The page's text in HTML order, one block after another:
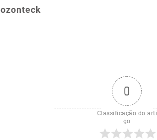
ozonteck
0
Classificação do arti
go